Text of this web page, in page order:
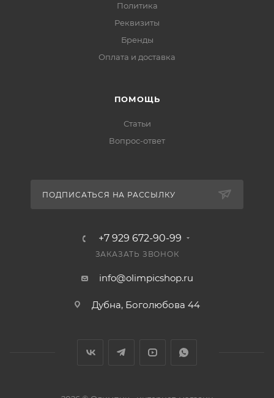
Политика
Реквизиты
Бренды
Оплата и доставка
ПОМОЩЬ
Статьи
Вопрос-ответ
ПОДПИСАТЬСЯ НА РАССЫЛКУ
+7 929 672-90-99
ЗАКАЗАТЬ ЗВОНОК
info@olimpicshop.ru
Дубна, Боголюбова 44